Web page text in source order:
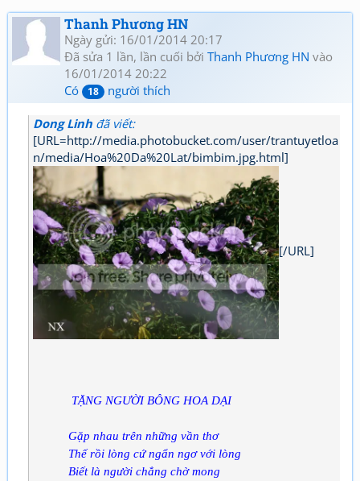
Thanh Phương HN
Ngày gửi: 16/01/2014 20:17
Đã sửa 1 lần, lần cuối bởi Thanh Phương HN vào
16/01/2014 20:22
Có
18 người thích
Dong Linh đã viết:
[URL=http://media.photobucket.com/user/trantuyetloa
n/media/Hoa%20Da%20Lat/bimbim.jpg.html]
[/URL]
TẶNG NGƯỜI BÔNG HOA DẠI
Gặp nhau trên những vần thơ
Thế rồi lòng cứ ngẩn ngơ với lòng
Biết là người chẳng chờ mong